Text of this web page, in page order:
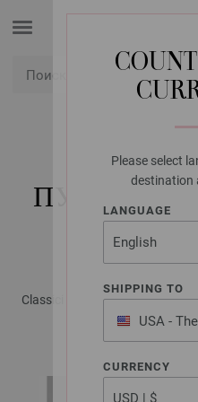
Please select
destination
LANGUAGE
SHIPPING TO
USA -
of America
CURRENCY
LANA
ПУЛОВЕР
Classici No. 21 - Журнал на
языке |